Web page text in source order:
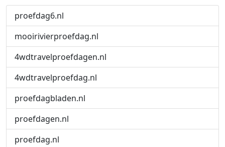
proefdag6.nl
mooirivierproefdag.nl
4wdtravelproefdagen.nl
4wdtravelproefdag.nl
proefdagbladen.nl
proefdagen.nl
proefdag.nl